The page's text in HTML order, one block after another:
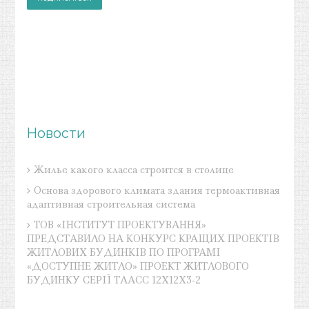
i
Новости
Жилье какого класса строится в столице
Основа здорового климата здания термоактивная
адаптивная строительная система
ТОВ «ІНСТИТУТ ПРОЕКТУВАННЯ»
ПРЕДСТАВИЛО НА КОНКУРС КРАЩИХ ПРОЕКТІВ
ЖИТЛОВИХ БУДИНКІВ ПО ПРОГРАМІ
«ДОСТУПНЕ ЖИТЛО» ПРОЕКТ ЖИТЛОВОГО
БУДИНКУ СЕРІЇ ТААСС 12Х12Х3-2